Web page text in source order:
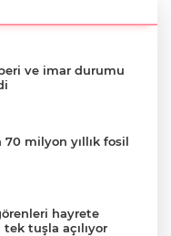
ve imar durumu
70 milyon yıllık fosil
hayrete
tuşla açılıyor